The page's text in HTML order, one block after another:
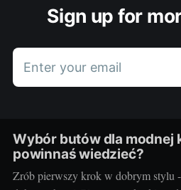
Sign up for
Enter your email
Wybór butów dla modnej
powinnaś wiedzieć?
Zrób pierwszy krok w dobrym stylu